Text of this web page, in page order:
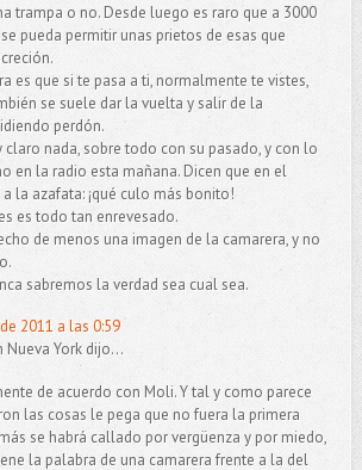
trampa o no. Desde luego es raro que a 3000
pueda permitir unas prietos de esas que
es que si te pasa a ti, normalmente te vistes,
se suele dar la vuelta y salir de la
perdón.
claro nada, sobre todo con su pasado, y con lo
en la radio esta mañana. Dicen que en el
la azafata: ¡qué culo más bonito!
es todo tan enrevesado.
de menos una imagen de la camarera, y no
sabremos la verdad sea cual sea.
2011 a las 0:59
Nueva York dijo...
de acuerdo con Moli. Y tal y como parece
las cosas le pega que no fuera la primera
se habrá callado por vergüenza y por miedo,
la palabra de una camarera frente a la del